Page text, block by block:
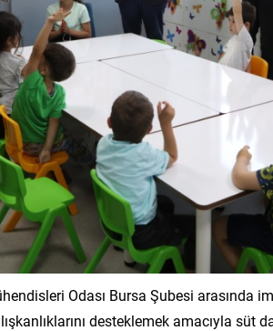
Odası Bursa Şubesi arasında
desteklemek amacıyla süt